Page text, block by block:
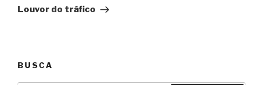
Louvor do tráfico
BUSCA